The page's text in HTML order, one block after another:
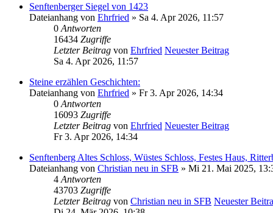
Senftenberger Siegel von 1423
Dateianhang von Ehrfried » Sa 4. Apr 2026, 11:57
0 Antworten
16434 Zugriffe
Letzter Beitrag von Ehrfried Neuester Beitrag
Sa 4. Apr 2026, 11:57
Steine erzählen Geschichten:
Dateianhang von Ehrfried » Fr 3. Apr 2026, 14:34
0 Antworten
16093 Zugriffe
Letzter Beitrag von Ehrfried Neuester Beitrag
Fr 3. Apr 2026, 14:34
Senftenberg Altes Schloss, Wüstes Schloss, Festes Haus,
Dateianhang von Christian neu in SFB » Mi 21. Mai 2025,
4 Antworten
43703 Zugriffe
Letzter Beitrag von Christian neu in SFB Neuester